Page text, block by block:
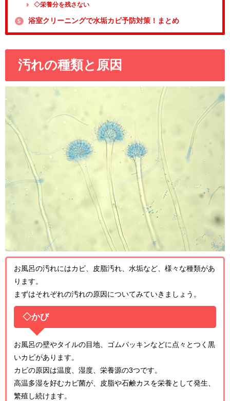
◇栄養分を残さない
5 浴室クリーニングで水垢カビ予防対策！まとめ
汚れの種類と原因
お風呂の汚れにはカビ、皮脂汚れ、水垢など、様々な種類があ
ります。
まずはそれぞれの汚れの原因についてみていきましょう。
◇かび
お風呂の壁やタイルの目地、ゴムパッキンなどに点々とつく黒
いカビがあります。
カビの原因は温度、湿度、栄養源の3つです。
高温多湿を好むカビ菌が、皮脂や石鹸カスを栄養として発生、
繁殖し続けます。